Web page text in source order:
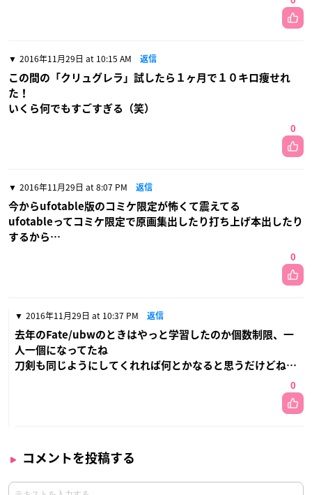
2016年11月29日 at 10:15 AM 返信
この間の「クリュグレラ」試したら１ヶ月で１０キロ痩せれ
た！
いくら何でもすごすぎる（笑）
0
2016年11月29日 at 8:07 PM 返信
今からufotable版のコミケ限定が怖くて震えてる
ufotableってコミケ限定で原画集出したり打ち上げ本出したり
するから…
0
2016年11月29日 at 10:37 PM 返信
去年のFate/ubwのときはやっと学習したのか個数制限、一
人一個になってたね
刀剣も同じようにしてくれれば何とかなると思うだけどね…
0
コメントを投稿する